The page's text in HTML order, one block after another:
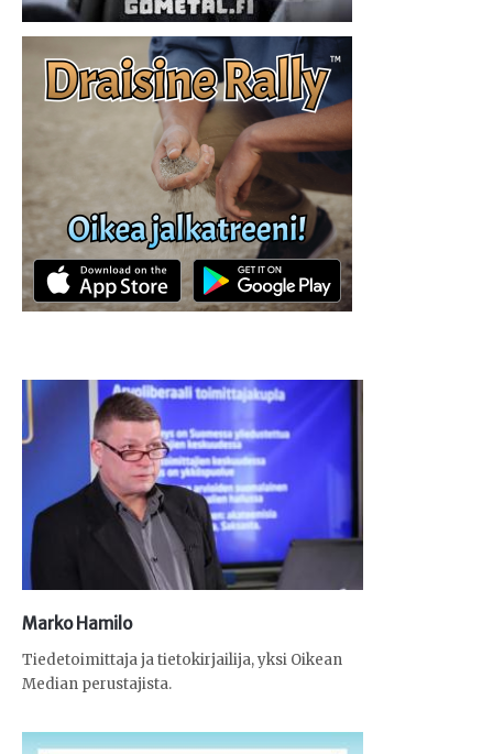
Marko Hamilo
Tiedetoimittaja ja tietokirjailija, yksi Oikean
Median perustajista.